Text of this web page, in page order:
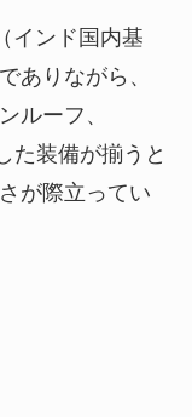
インド国内基
ありながら、
ルーフ、
た装備が揃うと
が際立ってい